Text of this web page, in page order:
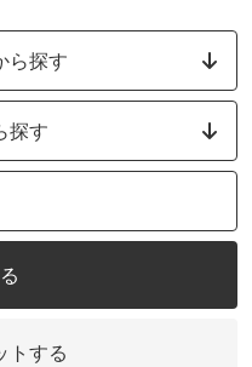
ら探す
探す
トする